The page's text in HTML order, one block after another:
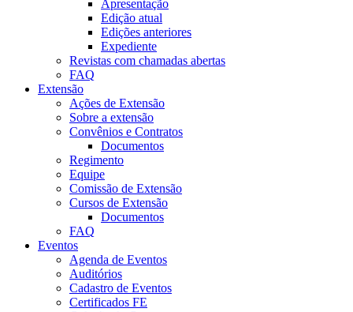
Apresentação
Edição atual
Edições anteriores
Expediente
Revistas com chamadas abertas
FAQ
Extensão
Ações de Extensão
Sobre a extensão
Convênios e Contratos
Documentos
Regimento
Equipe
Comissão de Extensão
Cursos de Extensão
Documentos
FAQ
Eventos
Agenda de Eventos
Auditórios
Cadastro de Eventos
Certificados FE